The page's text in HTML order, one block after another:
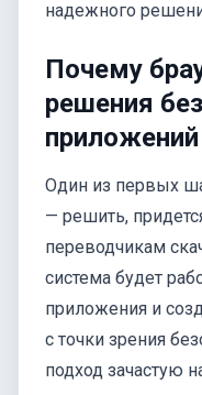
надежного
Почему
решения
приложений
Один из первых
— решить,
переводчикам
система будет
приложения и
с точки зрения
подход зачастую